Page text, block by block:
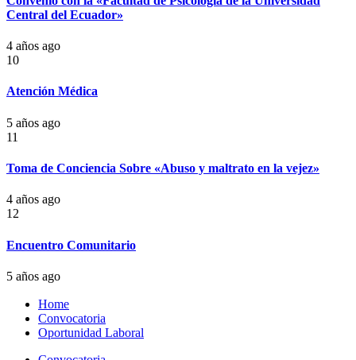
Central del Ecuador»
4 años ago
10
Atención Médica
5 años ago
11
Toma de Conciencia Sobre «Abuso y maltrato en la vejez»
4 años ago
12
Encuentro Comunitario
5 años ago
Home
Convocatoria
Oportunidad Laboral